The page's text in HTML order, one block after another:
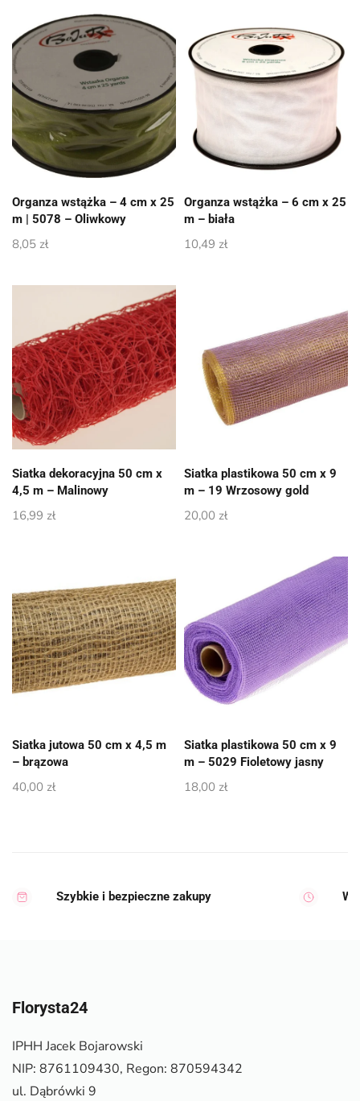
Organza wstążka – 4 cm x 25
m | 5078 – Oliwkowy
8,05 zł
Organza wstążka – 6 cm x 25
m – biała
10,49 zł
Siatka dekoracyjna 50 cm x
4,5 m – Malinowy
16,99 zł
Siatka plastikowa 50 cm x 9
m – 19 Wrzosowy gold
20,00 zł
Siatka jutowa 50 cm x 4,5 m
– brązowa
40,00 zł
Siatka plastikowa 50 cm x 9
m – 5029 Fioletowy jasny
18,00 zł
Szybkie i bezpieczne zakupy
Florysta24
IPHH Jacek Bojarowski
NIP: 8761109430, Regon: 870594342
ul. Dąbrówki 9